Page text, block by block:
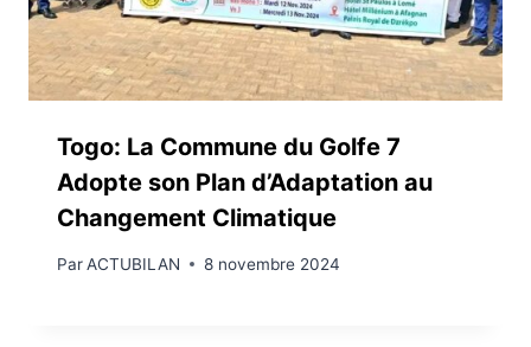
Togo: La Commune du Golfe 7
Adopte son Plan d’Adaptation au
Changement Climatique
ParACTUBILAN 8 novembre 2024